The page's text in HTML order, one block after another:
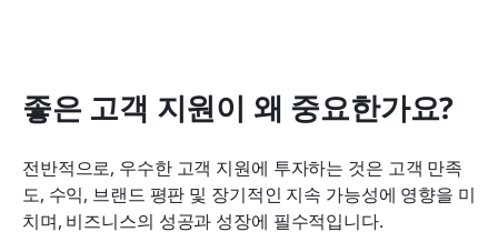
좋은 고객 지원이 왜 중요한가요?
전반적으로, 우수한 고객 지원에 투자하는 것은 고객 만족
도, 수익, 브랜드 평판 및 장기적인 지속 가능성에 영향을 미
치며, 비즈니스의 성공과 성장에 필수적입니다.